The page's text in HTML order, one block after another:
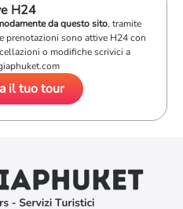
H24
da questo sito, tramite
prenotazioni sono attive H24 con
o modifiche scrivici a
il tuo tour